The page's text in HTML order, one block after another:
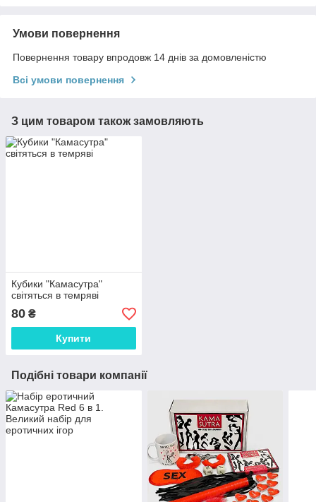
Умови повернення
Повернення товару впродовж 14 днів за домовленістю
Всі умови повернення
З цим товаром також замовляють
Кубики "Камасутра"
світяться в темряві
80 ₴
Купити
Подібні товари компанії